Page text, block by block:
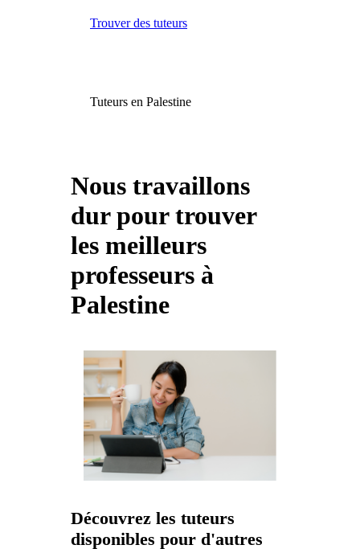
Trouver des tuteurs
Tuteurs en Palestine
Nous travaillons
dur pour trouver
les meilleurs
professeurs à
Palestine
Découvrez les tuteurs
disponibles pour d'autres